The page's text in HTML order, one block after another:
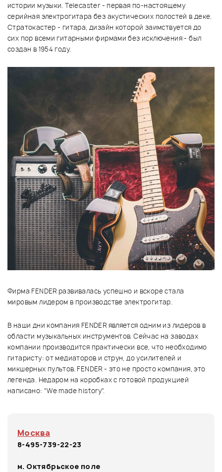
истории музыки. Telecaster - первая по-настоящему
серийная электрогитара без акустических полостей в деке.
Стратокастер - гитара, дизайн которой заимствуется до
сих пор всеми гитарными фирмами без исключения - был
создан в 1954 году.
Фирма FENDER развивалась успешно и вскоре стала
мировым лидером в производстве электрогитар.
В наши дни компания FENDER является одним из лидеров в
области музыкальных инструментов. Сейчас на заводах
компании производится практически все, что необходимо
гитаристу: от медиаторов и струн, до усилителей и
микшерных пультов. FENDER - это не просто компания, это
легенда. Недаром на коробках с готовой продукцией
написано: "We made history".
Москва
8-495-739-22-23
м. Октябрьское поле